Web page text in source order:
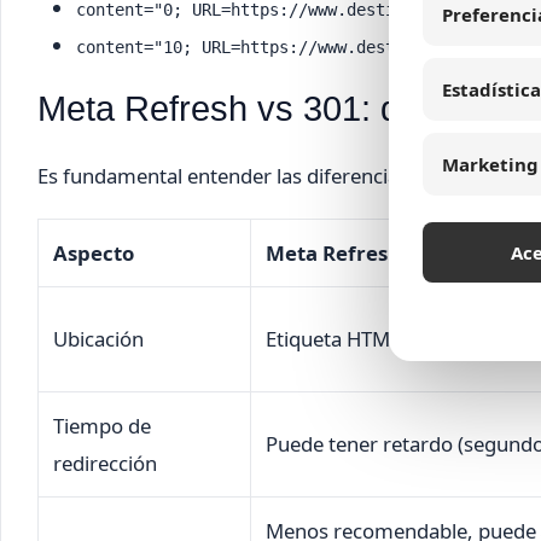
content="0; URL=https://www.destino.com":
content="10; URL=https://www.destino.com"
Meta Refresh vs 301:
Es fundamental entender las diferencias entreMeta
Aspecto Meta Refresh
Ubicación Etiqueta HTML en la página
Tiempo de
redirección
Puede tener retardo
Menos recomendable,
Marketing